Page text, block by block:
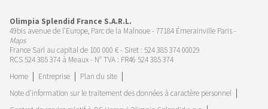
Olimpia Splendid France S.A.R.L.
49bis avenue de l’Europe, Parc de la Malnoue - 77184 Émerainville Paris -
Maps
France Sarl au capital de 100 000 € - Siret : 524 385 374 00029
RCS 524 385 374 à Meaux - N° TVA : FR46 524 385 374
Home
Entreprise
Plan du site
Note d'information sur le traitement des données à caractère personnel